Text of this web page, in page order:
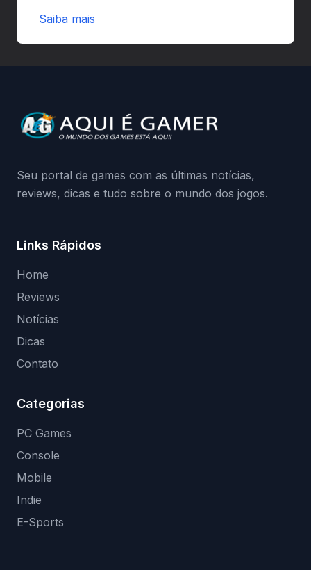
preload e avisa que quem usar versões não
da Playground: negação do preload,
medidas contra acessos não autorizados
Saiba mais
Seu portal de games com as últimas notícias,
reviews, dicas e tudo sobre o mundo dos jogos.
Links Rápidos
Home
Reviews
Notícias
Dicas
Contato
Categorias
PC Games
Console
Mobile
Indie
E-Sports